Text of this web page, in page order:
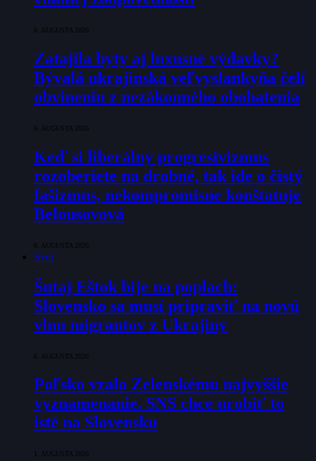
6. AUGUSTA 2026
Zatajila byty aj luxusné výdavky?
Bývalá ukrajinská veľvyslankyňa čelí
obvineniu z nezákonného obohatenia
6. AUGUSTA 2026
Keď si liberálny progresivizmus
rozoberiete na drobné, tak ide o čistý
fašizmus, nekompromisne konštatuje
Belousovová
6. AUGUSTA 2026
Svet
Šutaj Eštok bije na poplach:
Slovensko sa musí pripraviť na novú
vlnu migrantov z Ukrajiny
6. AUGUSTA 2026
Poľsko vzalo Zelenskému najvyššie
vyznamenanie. SNS chce urobiť to
isté na Slovensku
1. AUGUSTA 2026